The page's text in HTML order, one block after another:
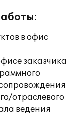
в офис
заказчика
отраслевого
ведения